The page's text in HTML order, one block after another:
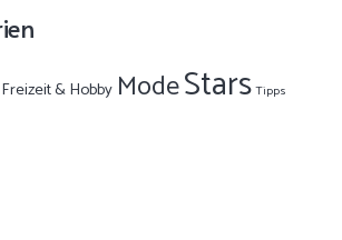
Freizeit & Hobby ModeStars Tipps